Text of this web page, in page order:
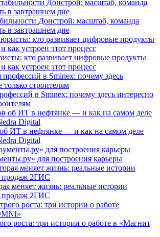
Донстрой: масштаб, команда
в завтрашнем дне
кто развивает цифровые продукты
как устроен этот процесс
в Sminex: почему здесь интересно
ИТ в нефтянке — и как на самом деле
Digital
для построения карьеры
меняет жизнь: реальные истории
продаж 2ГИС
роста: три истории о работе в «Магнит